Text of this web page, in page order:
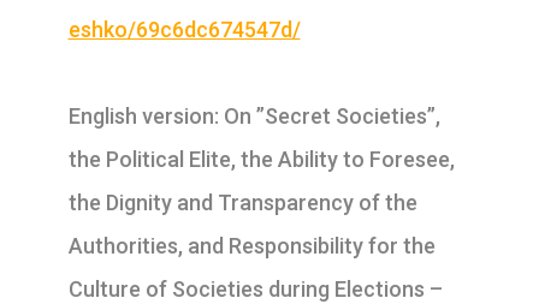
eshko/69c6dc674547d/
English version: On ”Secret Societies”,
the Political Elite, the Ability to Foresee,
the Dignity and Transparency of the
Authorities, and Responsibility for the
Culture of Societies during Elections –